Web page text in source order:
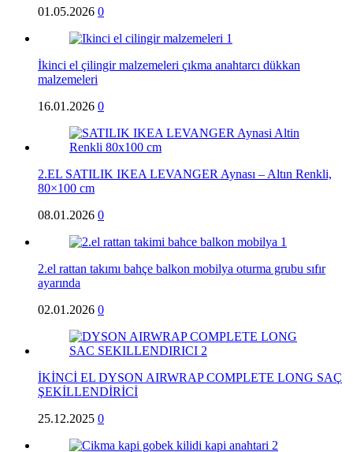
01.05.2026 0
İkinci el çilingir malzemeleri çıkma anahtarcı dükkan
malzemeleri
16.01.2026 0
2.EL SATILIK IKEA LEVANGER Aynası – Altın Renkli,
80×100 cm
08.01.2026 0
2.el rattan takımı bahçe balkon mobilya oturma grubu sıfır
ayarında
02.01.2026 0
İKİNCİ EL DYSON AIRWRAP COMPLETE LONG SAÇ
ŞEKİLLENDİRİCİ
25.12.2025 0